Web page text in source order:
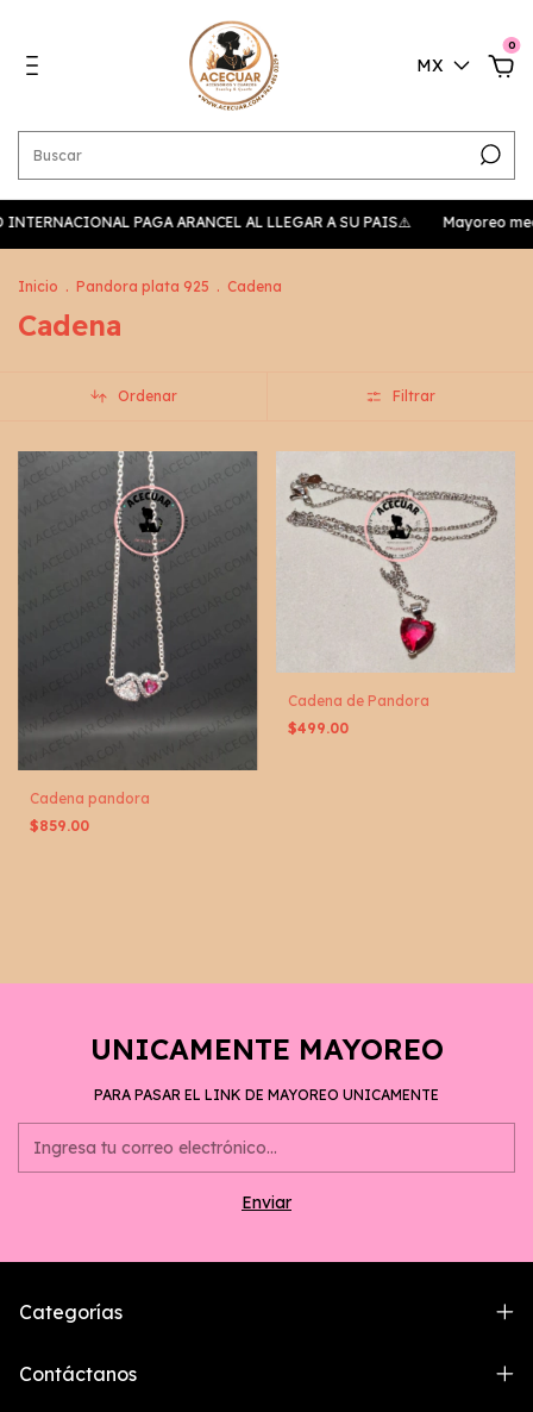
MX
0
PAGA ARANCEL AL LLEGAR A SU PAIS⚠️ Mayoreo
Inicio . Pandora plata 925 . Cadena
Cadena
Ordenar Filtrar
Cadena pandora
$859.00
Cadena de Pandora
$499.00
UNICAMENTE MAYOREO
PARA PASAR EL LINK DE MAYOREO UNICAMENTE
Categorías
Contáctanos